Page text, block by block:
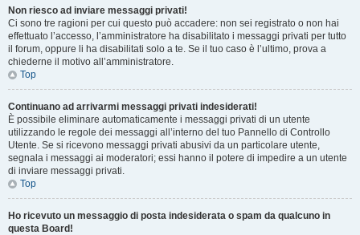
Non riesco ad inviare messaggi privati!
Ci sono tre ragioni per cui questo può accadere: non sei registrato o non hai
effettuato l’accesso, l’amministratore ha disabilitato i messaggi privati per tutto
il forum, oppure li ha disabilitati solo a te. Se il tuo caso è l’ultimo, prova a
chiederne il motivo all’amministratore.
Top
Continuano ad arrivarmi messaggi privati indesiderati!
È possibile eliminare automaticamente i messaggi privati ​​di un utente
utilizzando le regole dei messaggi all’interno del tuo Pannello di Controllo
Utente. Se si ricevono messaggi privati ​​abusivi da un particolare utente,
segnala i messaggi ai moderatori; essi hanno il potere di impedire a un utente
di inviare messaggi privati​​.
Top
Ho ricevuto un messaggio di posta indesiderata o spam da qualcuno in
questa Board!